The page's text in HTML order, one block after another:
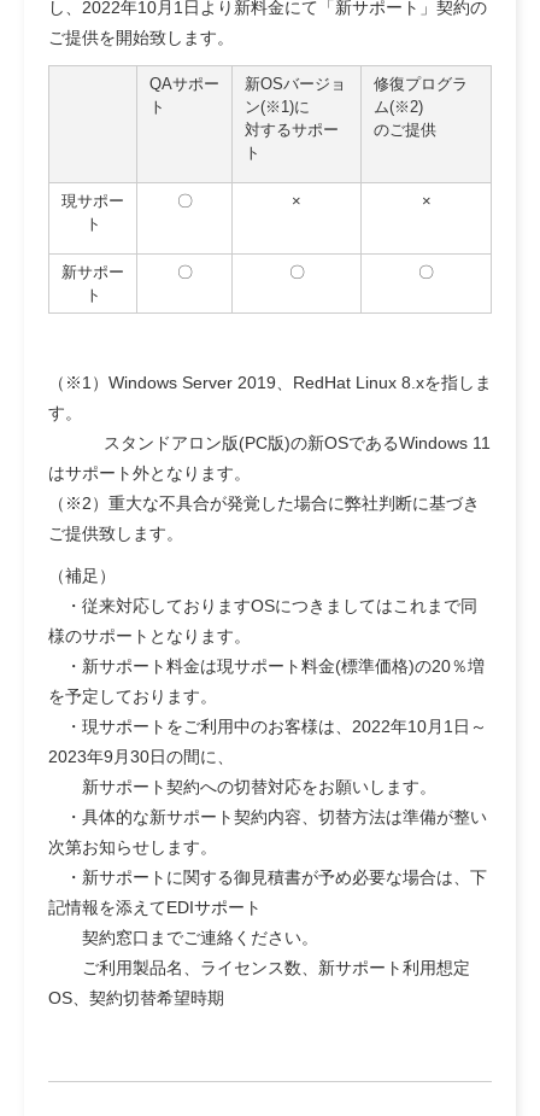
し、2022年10月1日より新料金にて「新サポート」契約の
ご提供を開始致します。
QAサポー
ト
新OSバージョ
ン(※1)に
対するサポー
ト
修復プログラ
ム(※2)
のご提供
現サポー
ト
〇 × ×
新サポー
ト
〇 〇 〇
（※1）Windows Server 2019、RedHat Linux 8.xを指しま
す。
スタンドアロン版(PC版)の新OSであるWindows 11
はサポート外となります。
（※2）重大な不具合が発覚した場合に弊社判断に基づき
ご提供致します。
（補足）
・従来対応しておりますOSにつきましてはこれまで同
様のサポートとなります。
・新サポート料金は現サポート料金(標準価格)の20％増
を予定しております。
・現サポートをご利用中のお客様は、2022年10月1日～
2023年9月30日の間に、
新サポート契約への切替対応をお願いします。
・具体的な新サポート契約内容、切替方法は準備が整い
次第お知らせします。
・新サポートに関する御見積書が予め必要な場合は、下
記情報を添えてEDIサポート
契約窓口までご連絡ください。
ご利用製品名、ライセンス数、新サポート利用想定
OS、契約切替希望時期